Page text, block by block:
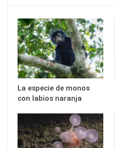
La especie de monos
con labios naranja